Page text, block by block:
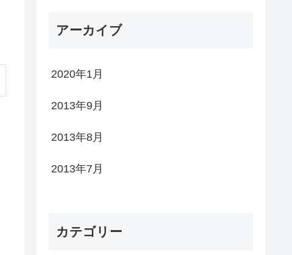
アーカイブ
2020年1月
2013年9月
2013年8月
2013年7月
カテゴリー